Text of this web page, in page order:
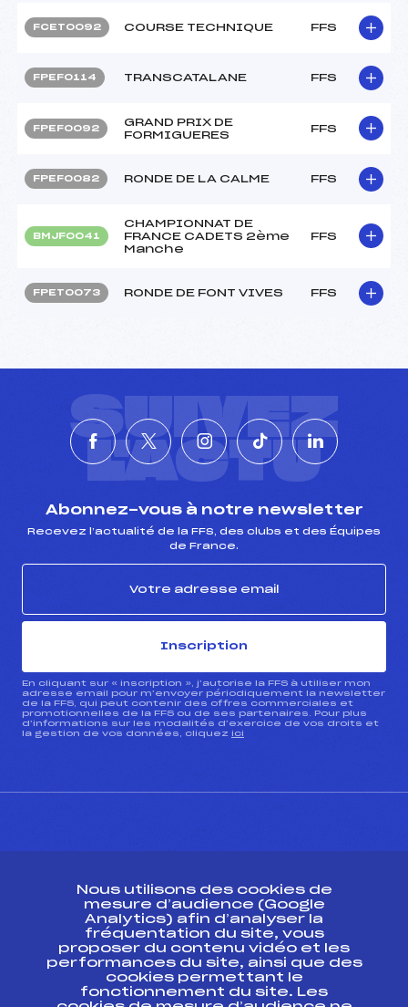
FCET0092 COURSE TECHNIQUE FFS
FPEF0114 TRANSCATALANE FFS
FPEF0092
GRAND PRIX DE
FORMIGUERES
FFS
FPEF0082 RONDE DE LA CALME FFS
BMJF0041
CHAMPIONNAT DE
FRANCE CADETS 2ème
Manche
FFS
FPET0073 RONDE DE FONT VIVES FFS
SUIVEZ
L'ACTU
Abonnez-vous à notre newsletter
Recevez l’actualité de la FFS, des clubs et des Équipes
de France.
Inscription
En cliquant sur « inscription », j’autorise la FFS à utiliser mon
adresse email pour m’envoyer périodiquement la newsletter
de la FFS, qui peut contenir des offres commerciales et
promotionnelles de la FFS ou de ses partenaires. Pour plus
d’informations sur les modalités d’exercice de vos droits et
la gestion de vos données, cliquez ici
ESPACE PRESSE
Ressources
Pass’Neige
Projet sportif fédéral
Nous utilisons des cookies de
mesure d’audience (Google
Analytics) afin d’analyser la
fréquentation du site, vous
proposer du contenu vidéo et les
performances du site, ainsi que des
cookies permettant le
fonctionnement du site. Les